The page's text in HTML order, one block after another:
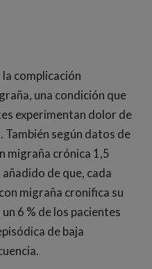
complicación
una condición que
experimentan dolor de
También según datos de
migraña crónica 1,5
de que, cada
migraña cronifica su
6 % de los pacientes
de baja